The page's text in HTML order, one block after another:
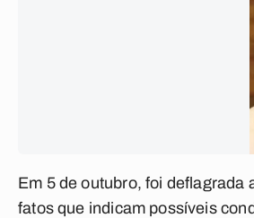
Em 5 de outubro, foi deflagrada
fatos que indicam possíveis